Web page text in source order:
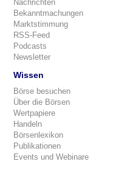
Nachrichten
Bekanntmachungen
Marktstimmung
RSS-Feed
Podcasts
Newsletter
Wissen
Börse besuchen
Über die Börsen
Wertpapiere
Handeln
Börsenlexikon
Publikationen
Events und Webinare